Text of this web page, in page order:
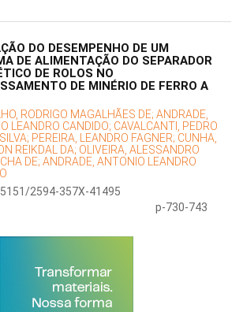
DO DESEMPENHO DE UM
DE ALIMENTAÇÃO DO SEPARADOR
DE ROLOS NO
DE MINÉRIO DE FERRO A
RODRIGO MAGALHÃES DE; ANDRADE,
LEANDRO CANDIDO; CAVALCANTI, PEDRO
PEREIRA, LEANDRO FAGNER; CUNHA,
REIKDAL DA; OLIVEIRA, ALESSANDRO
DE; ANDRADE, ANTONIO LEANDRO
2594-357X-41495
p-730-743